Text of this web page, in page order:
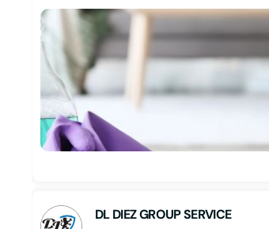
DL DIEZ GROUP SERVICE